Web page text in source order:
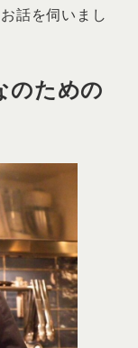
話を伺いまし
のための